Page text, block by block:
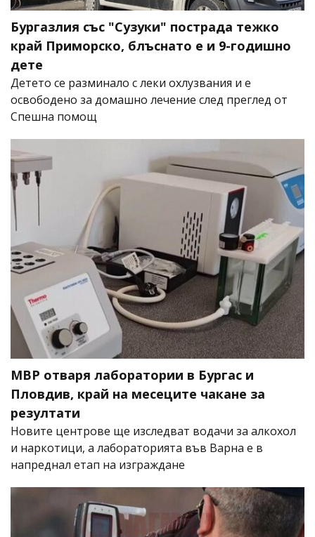
Бургазлия със "Сузуки" пострада тежко
край Приморско, блъснато е и 9-годишно
дете
Детето се разминало с леки охлузвания и е
освободено за домашно лечение след преглед от
Спешна помощ
МВР отваря лаборатории в Бургас и
Пловдив, край на месеците чакане за
резултати
Новите центрове ще изследват водачи за алкохол
и наркотици, а лабораторията във Варна е в
напреднал етап на изграждане